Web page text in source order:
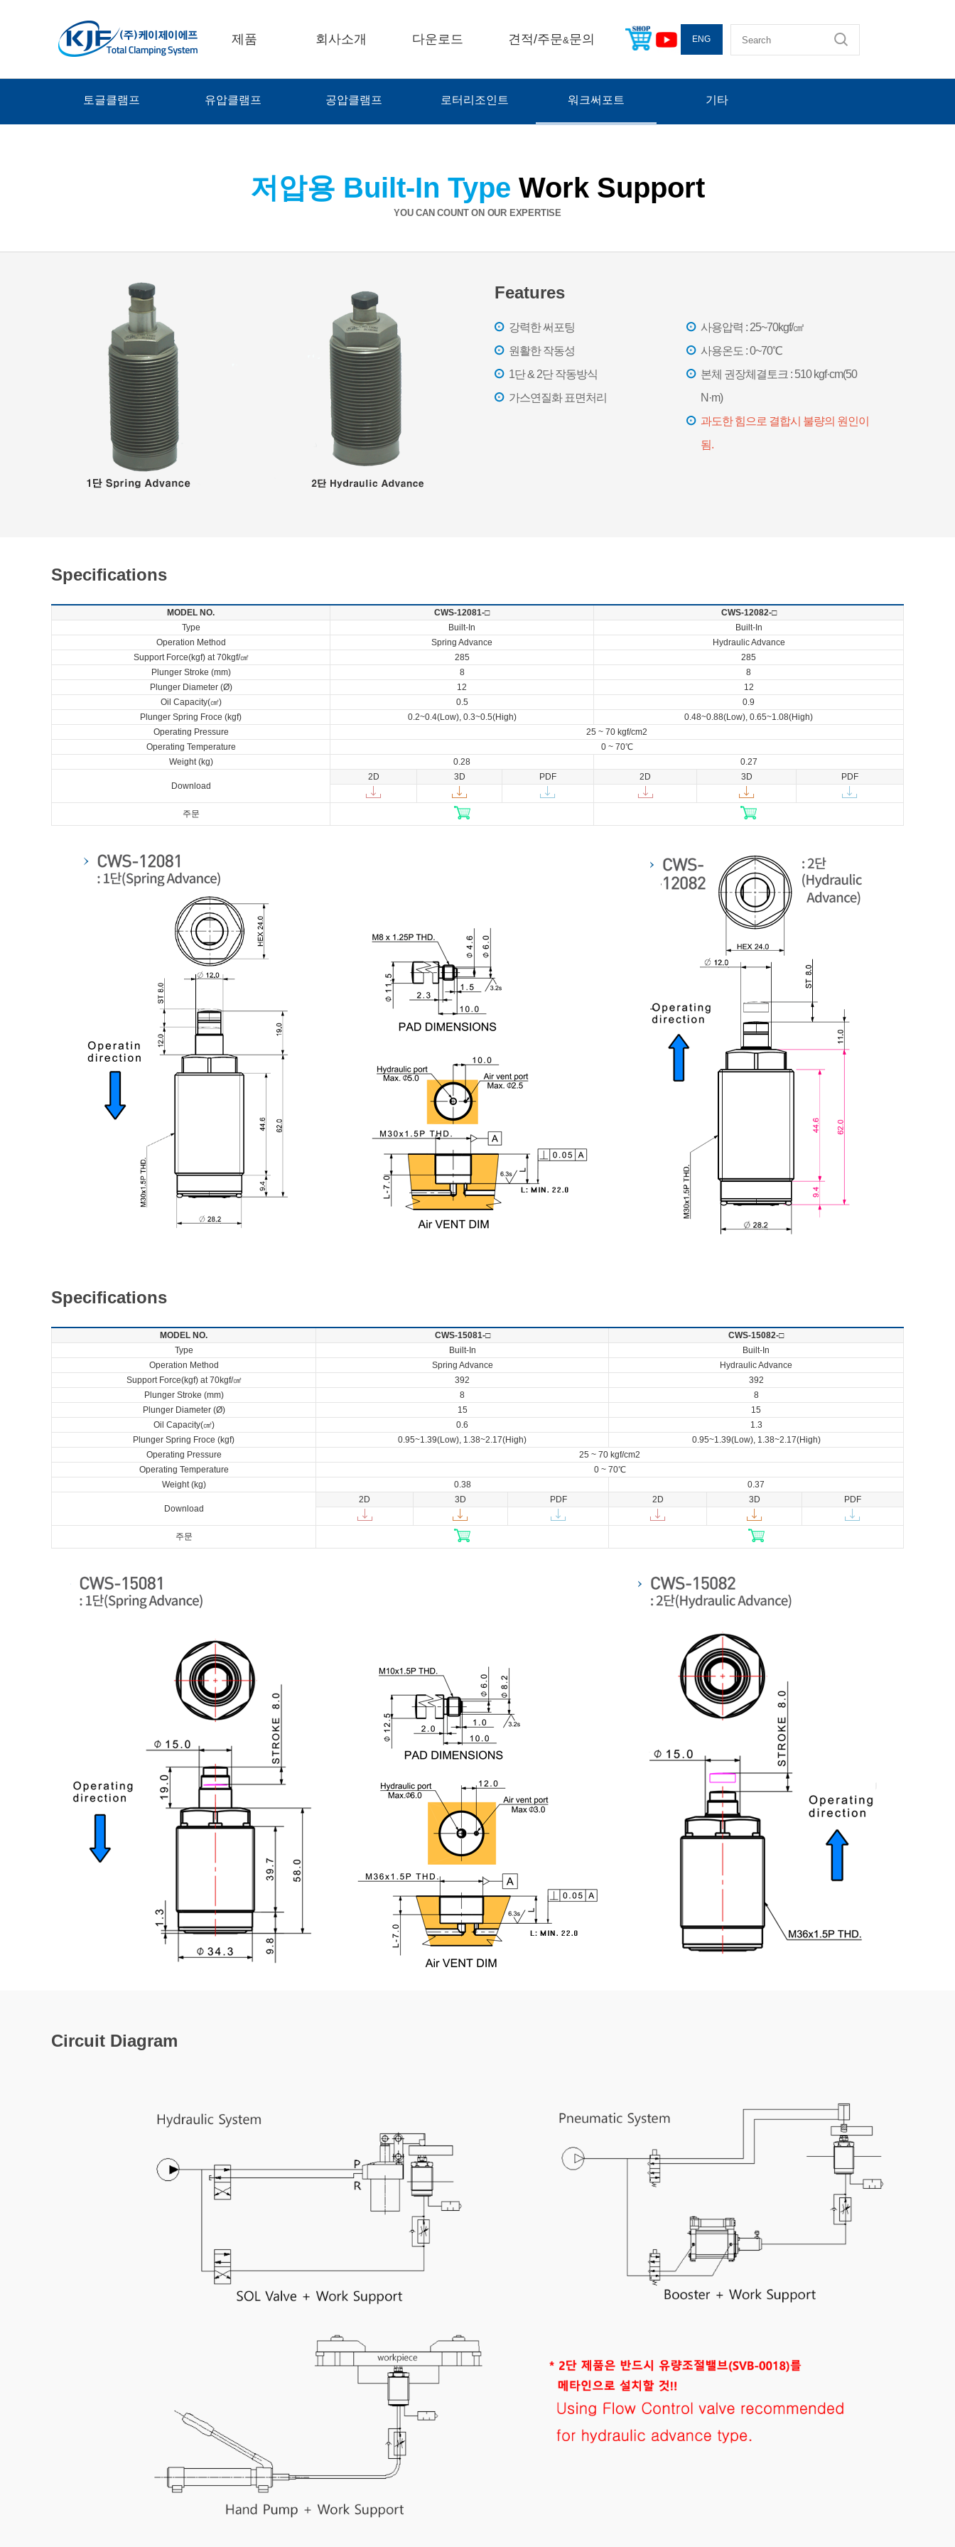
제품 회사소개 다운로드 견적/주문&문의 ENG
토글클램프 유압클램프 공압클램프 로터리조인트 워크써포트 기타
저압용 Built-In Type Work Support
YOU CAN COUNT ON OUR EXPERTISE
Features
강력한 써포팅
원활한 작동성
1단 & 2단 작동방식
가스연질화 표면처리
사용압력 : 25~70kgf/㎠
사용온도 : 0~70℃
본체 권장체결토크 : 510 kgf·cm(50
N·m)
과도한 힘으로 결합시 불량의 원인이
됨.
Specifications
MODEL NO. CWS-12081-□
CWS-12082-□
Type
Built-In
Built-In
Operation Method
Spring Advance
Hydraulic Advance
Support Force(kgf) at 70kgf/㎠
285
285
Plunger Stroke (mm)
8
8
Plunger Diameter (Ø)
12
12
Oil Capacity(㎤)
0.5
0.9
Plunger Spring Froce (kgf)
0.2~0.4(Low), 0.3~0.5(High)
0.48~0.88(Low), 0.65~1.08(High)
Operating Pressure
25 ~ 70 kgf/cm2
Operating Temperature
0 ~ 70℃
Weight (kg)
0.28 0.27
Download
2D 3D PDF 2D 3D PDF
주문
Specifications
MODEL NO. CWS-15081-□
CWS-15082-□
Type
Built-In
Built-In
Operation Method
Spring Advance
Hydraulic Advance
Support Force(kgf) at 70kgf/㎠
392
392
Plunger Stroke (mm)
8
8
Plunger Diameter (Ø)
15
15
Oil Capacity(㎤)
0.6
1.3
Plunger Spring Froce (kgf)
0.95~1.39(Low), 1.38~2.17(High)
0.95~1.39(Low), 1.38~2.17(High)
Operating Pressure
25 ~ 70 kgf/cm2
Operating Temperature
0 ~ 70℃
Weight (kg)
0.38 0.37
Download
2D 3D PDF 2D 3D PDF
주문
Circuit Diagram